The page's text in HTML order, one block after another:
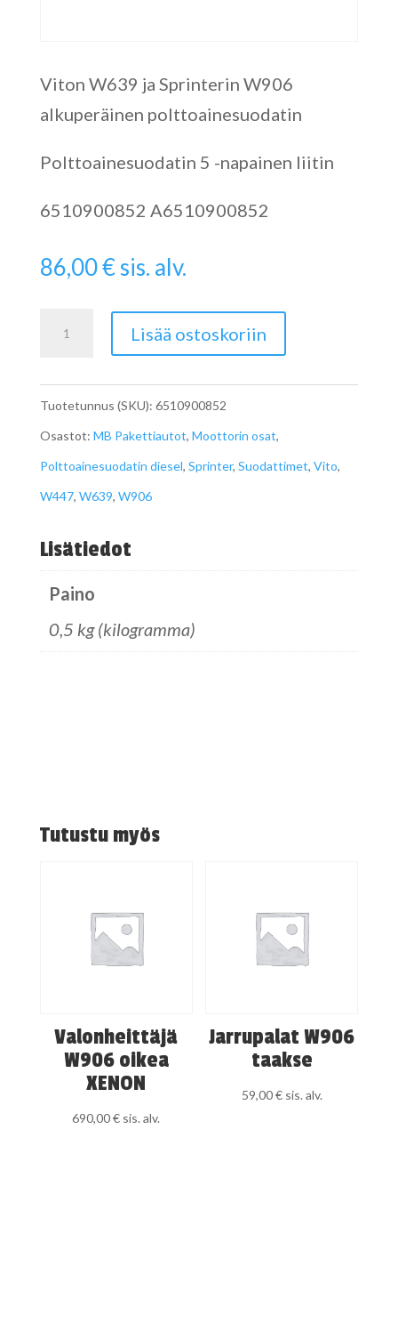
Viton W639 ja Sprinterin W906
alkuperäinen polttoainesuodatin
Polttoainesuodatin 5 -napainen liitin
6510900852 A6510900852
86,00€sis. alv.
Polttoainesuodatin
A6510900852
määrä
Lisää ostoskoriin
Tuotetunnus (SKU): 6510900852
Osastot: MB Pakettiautot, Moottorin osat,
Polttoainesuodatin diesel, Sprinter, Suodattimet, Vito,
W447, W639, W906
Lisätiedot
Paino
0,5 kg (kilogramma)
Tutustu myös
Valonheittäjä
W906 oikea
XENON
690,00€ sis. alv.
Jarrupalat W906
taakse
59,00€ sis. alv.